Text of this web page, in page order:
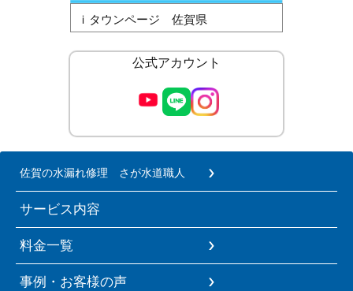
ｉタウンページ 佐賀県
公式アカウント
佐賀の水漏れ修理 さが水道職人
サービス内容
料金一覧
事例・お客様の声